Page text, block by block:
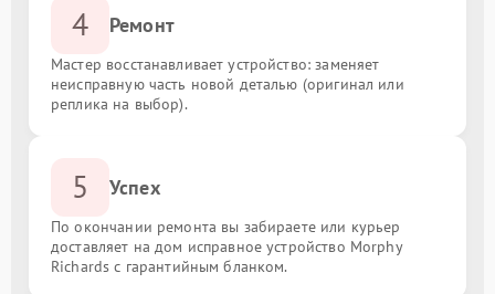
4 Ремонт
Мастер восстанавливает устройство: заменяет
неисправную часть новой деталью (оригинал или
реплика на выбор).
5 Успех
По окончании ремонта вы забираете или курьер
доставляет на дом исправное устройство Morphy
Richards с гарантийным бланком.